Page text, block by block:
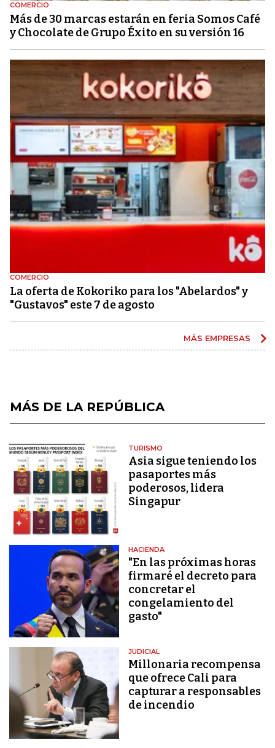
COMERCIO
Más de 30 marcas estarán en feria Somos Café
y Chocolate de Grupo Éxito en su versión 16
COMERCIO
La oferta de Kokoriko para los "Abelardos" y
"Gustavos" este 7 de agosto
MÁS EMPRESAS
MÁS DE LA REPÚBLICA
TURISMO
Asia sigue teniendo los
pasaportes más
poderosos, lidera
Singapur
HACIENDA
"En las próximas horas
firmaré el decreto para
concretar el
congelamiento del
gasto"
JUDICIAL
Millonaria recompensa
que ofrece Cali para
capturar a responsables
de incendio